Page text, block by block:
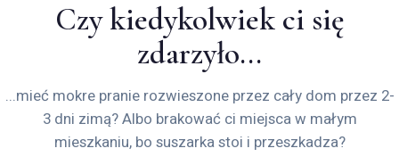
Czy kiedykolwiek ci się
zdarzyło...
...mieć mokre pranie rozwieszone przez cały dom przez 2-
3 dni zimą? Albo brakować ci miejsca w małym
mieszkaniu, bo suszarka stoi i przeszkadza?